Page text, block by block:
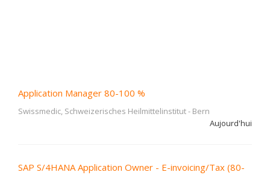
Application Manager 80-100 %
Swissmedic, Schweizerisches Heilmittelinstitut- Bern
Aujourd'hui
SAP S/4HANA Application Owner - E-invoicing/Tax (80-